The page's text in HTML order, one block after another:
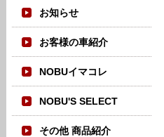
お知らせ
お客様の車紹介
NOBUイマコレ
NOBU'S SELECT
その他 商品紹介